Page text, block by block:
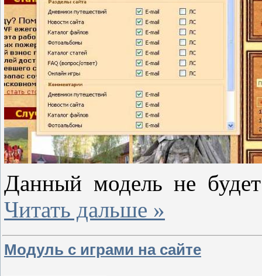
Данный модель не
Читать дальше »
Модуль с играми на сайте